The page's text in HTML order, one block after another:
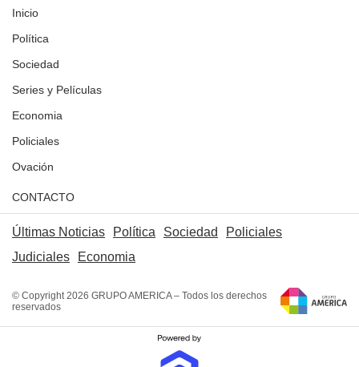
Inicio
Política
Sociedad
Series y Películas
Economia
Policiales
Ovación
CONTACTO
Últimas Noticias Política Sociedad
Policiales
Judiciales
Economia
© Copyright 2026 GRUPO AMERICA – Todos los derechos
reservados